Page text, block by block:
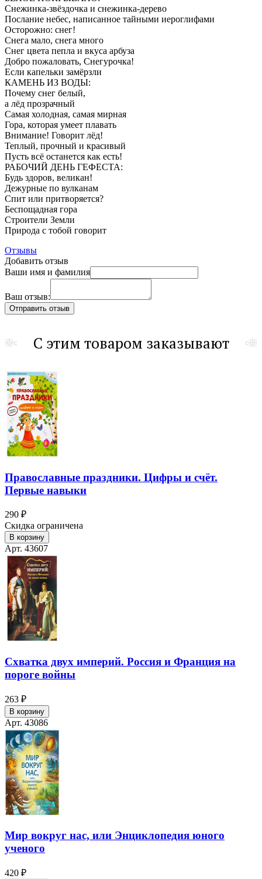
Снежинка-звёздочка и снежинка-дерево
Послание небес, написанное тайными иероглифами
Осторожно: снег!
Снега мало, снега много
Снег цвета пепла и вкуса арбуза
Добро пожаловать, Снегурочка!
Если капельки замёрзли
КАМЕНЬ ИЗ ВОДЫ:
Почему снег белый,
а лёд прозрачный
Самая холодная, самая мирная
Гора, которая умеет плавать
Внимание! Говорит лёд!
Теплый, прочный и красивый
Пусть всё останется как есть!
РАБОЧИЙ ДЕНЬ ГЕФЕСТА:
Будь здоров, великан!
Дежурные по вулканам
Спит или притворяется?
Беспощадная гора
Строители Земли
Природа с тобой говорит
Отзывы
Добавить отзыв
Ваши имя и фамилия
Ваш отзыв:
С этим товаром заказывают
Православные праздники. Цифры и счёт.
Первые навыки
290 ₽
Скидка ограничена
В корзину
Арт. 43607
Схватка двух империй. Россия и Франция на
пороге войны
263 ₽
В корзину
Арт. 43086
Мир вокруг нас, или Энциклопедия юного
ученого
420 ₽